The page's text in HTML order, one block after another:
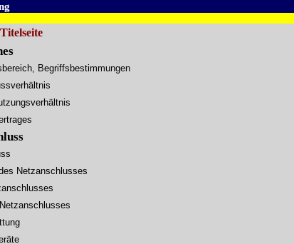
Begriffsbestimmungen
Netzanschlusses